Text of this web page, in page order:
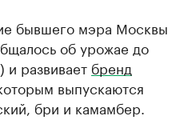
бывшего мэра Москвы
об урожае до
и развивает бренд
выпускаются
бри и камамбер.